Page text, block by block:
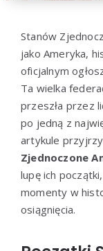
Stanów
jako Ameryka,
oficjalnym
Ta wielka
przeszła przez
po jedną z
artykule
Zjednoczone
lupę ich
momenty w
osiągnięcia.